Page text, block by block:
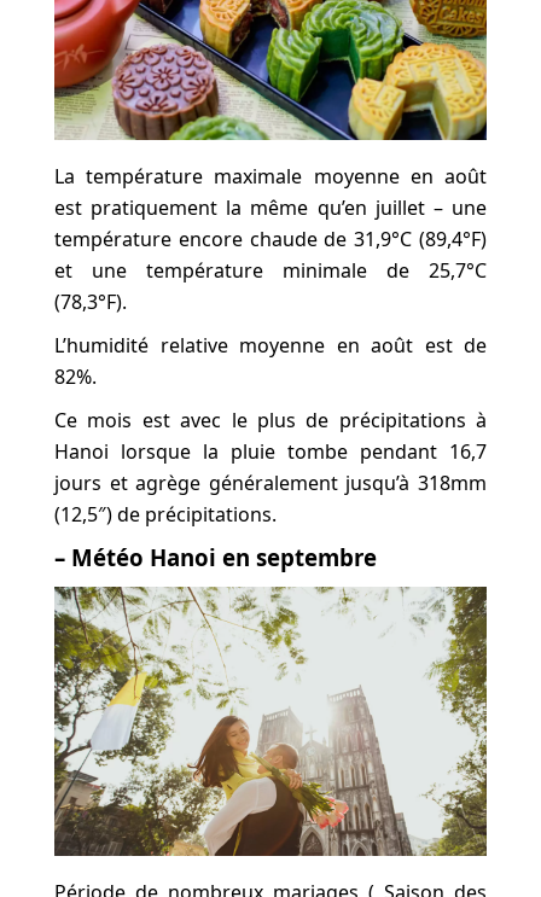
La température maximale moyenne en août
est pratiquement la même qu’en juillet – une
température encore chaude de 31,9°C (89,4°F)
et une température minimale de 25,7°C
(78,3°F).
L’humidité relative moyenne en août est de
82%.
Ce mois est avec le plus de précipitations à
Hanoi lorsque la pluie tombe pendant 16,7
jours et agrège généralement jusqu’à 318mm
(12,5″) de précipitations.
– Météo Hanoi en septembre